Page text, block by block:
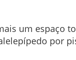
um espaço
por